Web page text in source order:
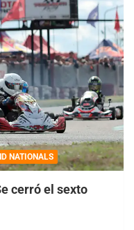
NATIONALS
cerró el sexto